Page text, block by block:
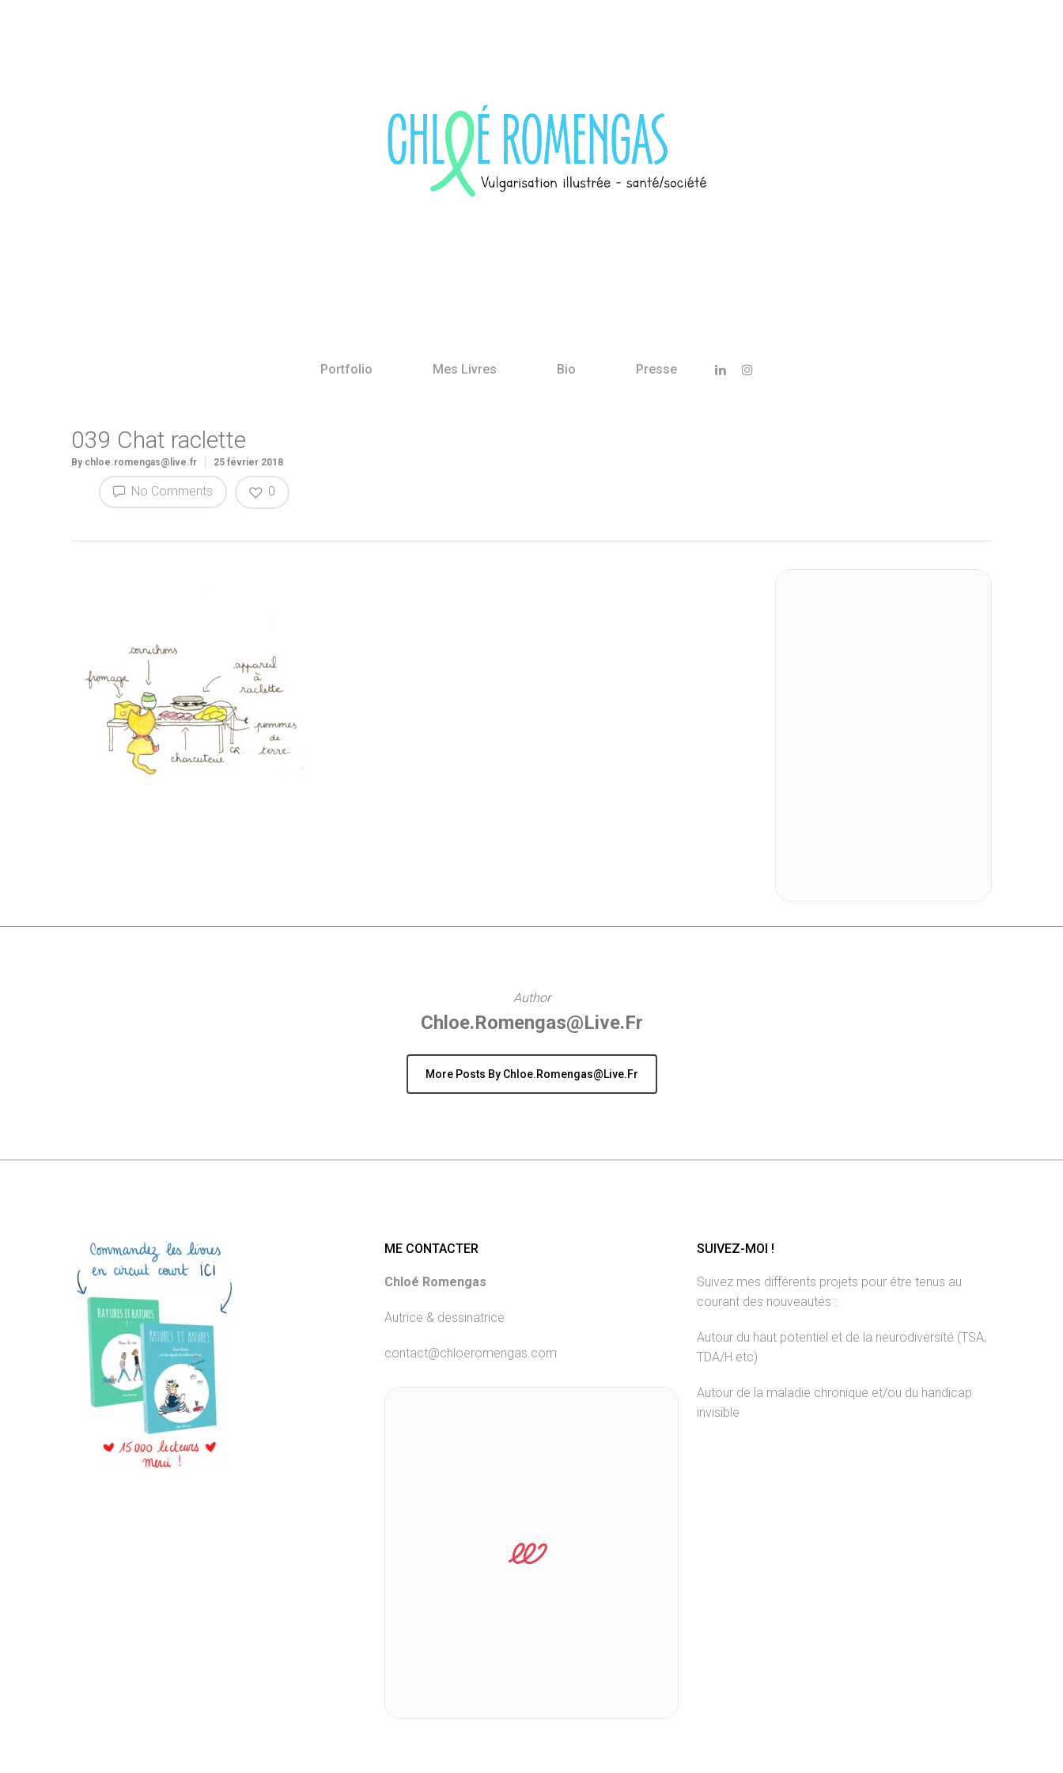
Portfolio Mes Livres Bio Presse
039 Chat raclette
By chloe.romengas@live.fr 25 février 2018
No Comments 0
Author
Chloe.romengas@live.fr
More Posts By Chloe.romengas@live.fr
ME CONTACTER
Chloé Romengas
Autrice & dessinatrice
contact@chloeromengas.com
SUIVEZ-MOI !
Suivez mes différents projets pour être tenus au
courant des nouveautés :
Autour du haut potentiel et de la neurodiversité (TSA,
TDA/H etc)
Autour de la maladie chronique et/ou du handicap
invisible